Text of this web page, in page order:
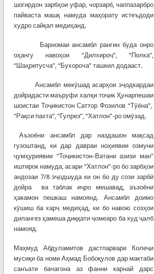
шогирдон зарбҳои уфар, чорзарб, чаппазарбро
пайваста машқ намуда маҳорату истеъдоди
худро сайқал медиҳанд.
Барномаи ансамбл рангин буда онро
оҳангу навоҳои “Дилхироҷ”, “Полка”,
“Шаҳритусча”, “Бухороча” ташкил додааст.
Ансамбл мекӯшад асарҳои эҷодкардаи
дойрадасти маъруфи халқи тоҷик Ҳунарпешаи
шоистаи Тоҷикистон Саттор Фозилов “Тӯёна”,
“Рақси пахта”, “Гулрез”, “Хатлон”-ро омӯзад.
Аъзоёни ансамбл дар наздашон мақсад
гузоштанд, ки дар давраи ноҳиявии озмуни
ҷумҳуриявии “Тоҷикистон-Ватани азизи ман”
иштирок намуда, асари “Хатлон”-ро бо зарбҳои
андозаи 7/8 эҷодшуда ки он бо ду сози зарбӣ
дойра ва таблак иҷро мешавад, аъзоёни
ҳакамон пешкаш намоянд. Ансамбл доимо
кӯшиш ба харҷ медиҳад, ки бо навою созҳои
дилангез ҳамеша диққати ҷомеаро ба худ ҷалб
намояд.
Маҳмуд Абдуламитов дастпарвари Колеҷи
мусиқи ба номи Аҳмад Бобоқулов дар мактаби
санъати бачагона аз фанни карнай дарс